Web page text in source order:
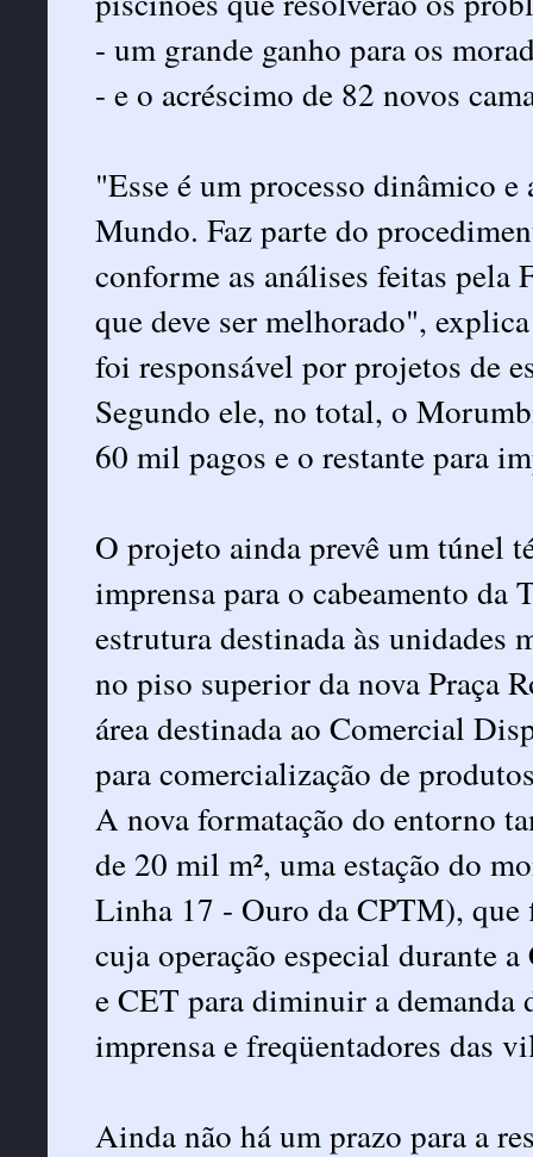
- um grande ganho para os
- e o acréscimo de 82 novos
"Esse é um processo dinâmico
Mundo. Faz parte do
conforme as análises feitas
que deve ser melhorado",
foi responsável por projetos de
Segundo ele, no total, o
60 mil pagos e o restante para
O projeto ainda prevê um túnel
imprensa para o cabeamento
estrutura destinada às unidades
no piso superior da nova Praça
área destinada ao Comercial
para comercialização de
A nova formatação do entorno
de 20 mil m², uma estação do
Linha 17 - Ouro da CPTM), que
cuja operação especial durante
e CET para diminuir a demanda
imprensa e freqüentadores das
Ainda não há um prazo para a